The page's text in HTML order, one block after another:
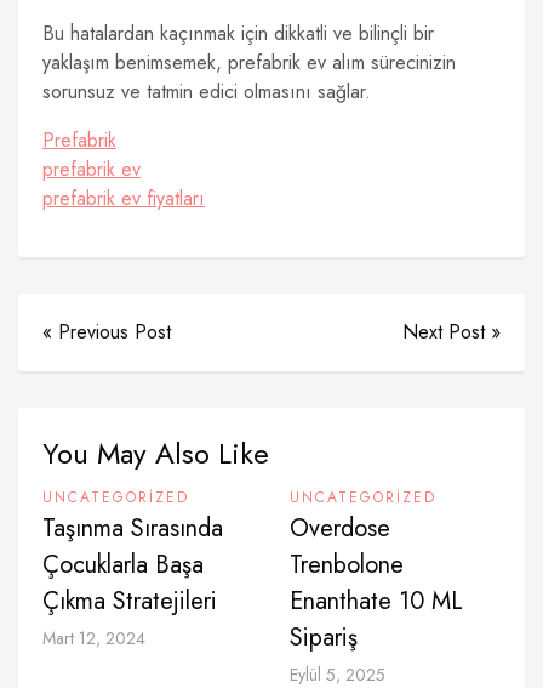
Bu hatalardan kaçınmak için dikkatli ve bilinçli bir
yaklaşım benimsemek, prefabrik ev alım sürecinizin
sorunsuz ve tatmin edici olmasını sağlar.
Prefabrik
prefabrik ev
prefabrik ev fiyatları
« Previous Post Next Post »
You May Also Like
UNCATEGORIZED
Taşınma Sırasında
Çocuklarla Başa
Çıkma Stratejileri
Mart 12, 2024
UNCATEGORIZED
Overdose
Trenbolone
Enanthate 10 ML
Sipariş
Eylül 5, 2025